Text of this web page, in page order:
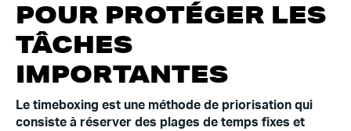
POUR PROTÉGER LES
TÂCHES
IMPORTANTES
Le timeboxing est une méthode de priorisation qui
consiste à réserver des plages de temps fixes et